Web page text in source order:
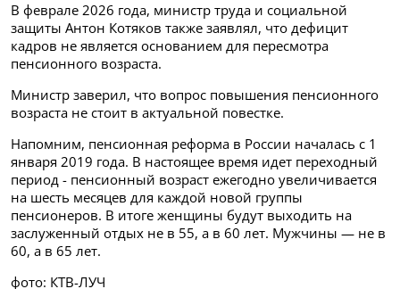
В феврале 2026 года, министр труда и социальной
защиты Антон Котяков также заявлял, что дефицит
кадров не является основанием для пересмотра
пенсионного возраста.
Министр заверил, что вопрос повышения пенсионного
возраста не стоит в актуальной повестке.
Напомним, пенсионная реформа в России началась с 1
января 2019 года. В настоящее время идет переходный
период - пенсионный возраст ежегодно увеличивается
на шесть месяцев для каждой новой группы
пенсионеров. В итоге женщины будут выходить на
заслуженный отдых не в 55, а в 60 лет. Мужчины — не в
60, а в 65 лет.
фото: КТВ-ЛУЧ